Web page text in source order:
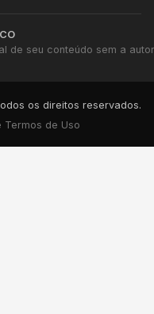
de seu conteúdo sem a
os direitos reservados.
Termos de Uso